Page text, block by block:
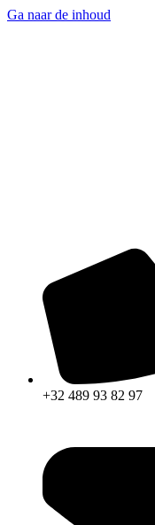
Ga naar de inhoud
+32 489 93 82 97